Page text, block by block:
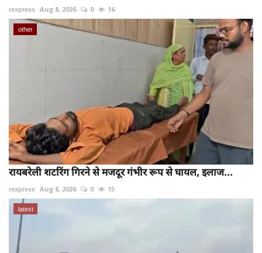
rexpress Aug 8, 2026 0 16
other
रायबरेली शटरिंग गिरने से मजदूर गंभीर रूप से घायल, इलाज...
rexpress Aug 8, 2026 0 15
latest